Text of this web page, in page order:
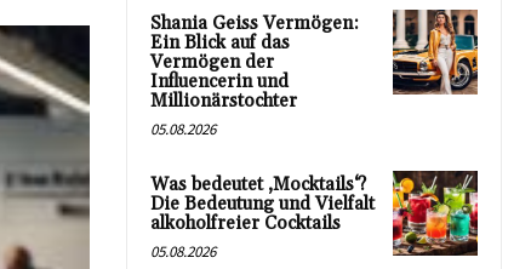
Shania Geiss Vermögen:
Ein Blick auf das
Vermögen der
Influencerin und
Millionärstochter
05.08.2026
Was bedeutet ‚Mocktails‘?
Die Bedeutung und Vielfalt
alkoholfreier Cocktails
05.08.2026